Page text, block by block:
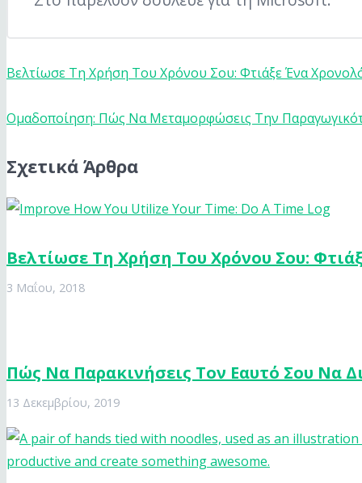
Βελτίωσε Τη Χρήση Του Χρόνου Σου: Φτιάξε Ένα
Ομαδοποίηση: Πώς Να Μεταμορφώσεις Την
Σχετικά Άρθρα
Βελτίωσε Τη Χρήση Του Χρόνου Σου:
3 Μαΐου, 2018
Πώς Να Παρακινήσεις Τον Εαυτό Σου Να
13 Δεκεμβρίου, 2019